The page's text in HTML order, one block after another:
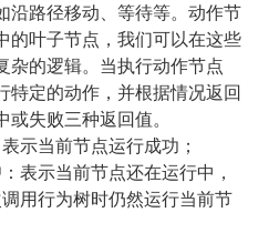
沿路径移动、等待等。动作节
的叶子节点，我们可以在这些
杂的逻辑。当执行动作节点
特定的动作，并根据情况返回
或失败三种返回值。
表示当前节点运行成功；
：表示当前节点还在运行中，
用行为树时仍然运行当前节